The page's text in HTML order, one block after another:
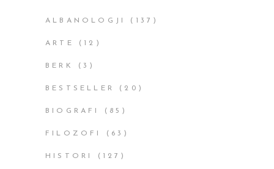
ALBANOLOGJI (137)
ARTE (12)
BERK (3)
BESTSELLER (20)
BIOGRAFI (85)
FILOZOFI (63)
HISTORI (127)